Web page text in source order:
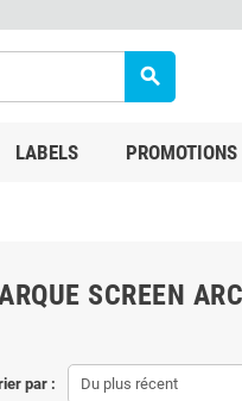
search
LABELS PROMOTIONS
SCREEN
par : Du plus récent